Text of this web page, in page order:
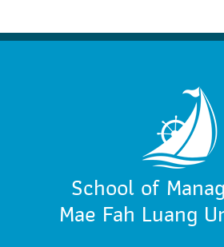
School of
Mae Fah Luang